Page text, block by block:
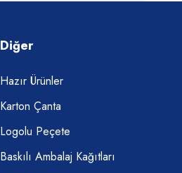
Diğer
Hazır Ürünler
Karton Çanta
Logolu Peçete
Baskılı Ambalaj Kağıtları